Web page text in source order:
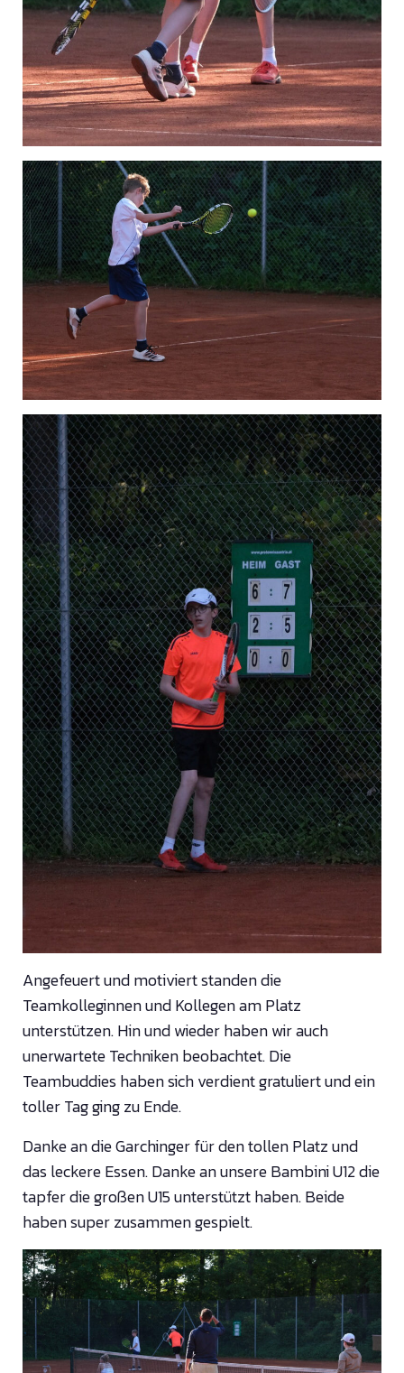
Angefeuert und motiviert standen die
Teamkolleginnen und Kollegen am Platz
unterstützen. Hin und wieder haben wir auch
unerwartete Techniken beobachtet. Die
Teambuddies haben sich verdient gratuliert und ein
toller Tag ging zu Ende.
Danke an die Garchinger für den tollen Platz und
das leckere Essen. Danke an unsere Bambini U12 die
tapfer die großen U15 unterstützt haben. Beide
haben super zusammen gespielt.